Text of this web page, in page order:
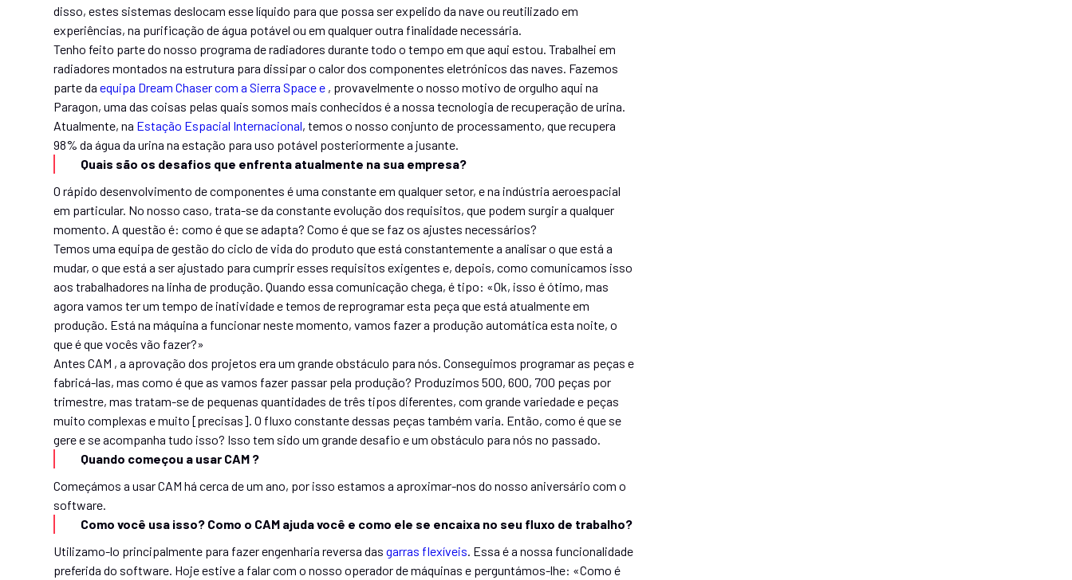
disso, estes sistemas deslocam esse líquido para que possa ser expelido da nave ou reutilizado em
experiências, na purificação de água potável ou em qualquer outra finalidade necessária.
Tenho feito parte do nosso programa de radiadores durante todo o tempo em que aqui estou. Trabalhei em
radiadores montados na estrutura para dissipar o calor dos componentes eletrónicos das naves. Fazemos
parte daequipa Dream Chaser com a Sierra Space e , provavelmente o nosso motivo de orgulho aqui na
Paragon, uma das coisas pelas quais somos mais conhecidos é a nossa tecnologia de recuperação de urina.
Atualmente, na Estação Espacial Internacional, temos o nosso conjunto de processamento, que recupera
98% da água da urina na estação para uso potável posteriormente a jusante.
Quais são os desafios que enfrenta atualmente na sua empresa?
O rápido desenvolvimento de componentes é uma constante em qualquer setor, e na indústria aeroespacial
em particular. No nosso caso, trata-se da constante evolução dos requisitos, que podem surgir a qualquer
momento. A questão é: como é que se adapta? Como é que se faz os ajustes necessários?
Temos uma equipa de gestão do ciclo de vida do produto que está constantemente a analisar o que está a
mudar, o que está a ser ajustado para cumprir esses requisitos exigentes e, depois, como comunicamos isso
aos trabalhadores na linha de produção. Quando essa comunicação chega, é tipo: «Ok, isso é ótimo, mas
agora vamos ter um tempo de inatividade e temos de reprogramar esta peça que está atualmente em
produção. Está na máquina a funcionar neste momento, vamos fazer a produção automática esta noite, o
que é que vocês vão fazer?»
Antes CAM , a aprovação dos projetos era um grande obstáculo para nós. Conseguimos programar as peças e
fabricá-las, mas como é que as vamos fazer passar pela produção? Produzimos 500, 600, 700 peças por
trimestre, mas tratam-se de pequenas quantidades de três tipos diferentes, com grande variedade e peças
muito complexas e muito [precisas]. O fluxo constante dessas peças também varia. Então, como é que se
gere e se acompanha tudo isso? Isso tem sido um grande desafio e um obstáculo para nós no passado.
Quando começou a usar CAM ?
Começámos a usar CAM há cerca de um ano, por isso estamos a aproximar-nos do nosso aniversário com o
software.
Como você usa isso? Como o CAM ajuda você e como ele se encaixa no seu fluxo de trabalho?
Utilizamo-lo principalmente para fazer engenharia reversa dasgarras flexíveis. Essa é a nossa funcionalidade
preferida do software. Hoje estive a falar com o nosso operador de máquinas e perguntámos-lhe: «Como é